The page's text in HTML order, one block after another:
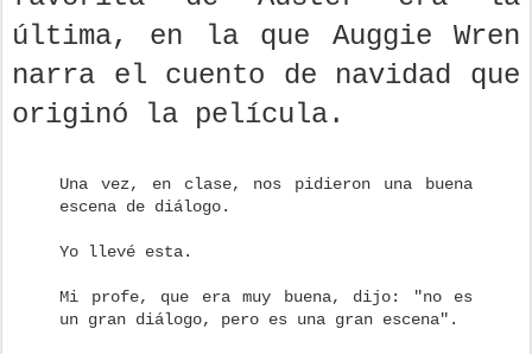
última, en la que Auggie Wren
narra el cuento de navidad que
originó la película.
Una vez, en clase, nos pidieron una buena
escena de diálogo.
Yo llevé esta.
Mi profe, que era muy buena, dijo: "no es
un gran diálogo, pero es una gran escena".